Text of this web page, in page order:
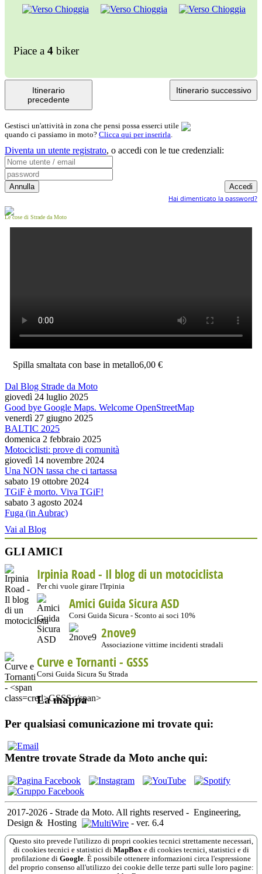
Piace a 4 biker
Itinerario
precedente
Itinerario successivo
Gestisci un'attività in zona che pensi possa esserci utile
quando ci passiamo in moto? Clicca qui per inserirla.
Diventa un utente registrato, o accedi con le tue credenziali:
Hai dimenticato la password?
Le cose di Strade da Moto
Spilla smaltata con base in metallo6,00 €
Dal Blog Strade da Moto
giovedì 24 luglio 2025
Good bye Google Maps. Welcome OpenStreetMap
venerdì 27 giugno 2025
BALTIC 2025
domenica 2 febbraio 2025
Motociclisti: prove di comunità
giovedì 14 novembre 2024
Una NON tassa che ci tartassa
sabato 19 ottobre 2024
TGiF è morto. Viva TGiF!
sabato 3 agosto 2024
Fuga (in Aubrac)
Vai al Blog
GLI AMICI
Irpinia Road - Il blog di un motociclista
Per chi vuole girare l'Irpinia
Amici Guida Sicura ASD
Corsi Guida Sicura - Sconto ai soci 10%
2nove9
Associazione vittime incidenti stradali
Curve e Tornanti - GSSS
Corsi Guida Sicura Su Strada
La mappa
Per qualsiasi comunicazione mi trovate qui:
Mentre trovate Strade da Moto anche qui:
2017-2026 - Strade da Moto. All rights reserved - Engineering,
Design & Hosting - ver. 6.4
Questo sito prevede l'utilizzo di propri cookies tecnici strettamente necessari,
di cookies tecnici e statistici di MapBoxe di cookies tecnici, statistici e di
profilazione di Google. È possibile ottenere informazioni circa l'espressione
del proprio consenso all'utilizzo dei cookie delle terze parti sulle loro pagine: